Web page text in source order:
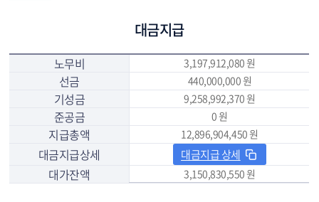
대금지급
노무비 3,197,912,080 원
선금 440,000,000 원
기성금 9,258,992,370 원
준공금 0 원
지급총액 12,896,904,450 원
대금지급상세 대금지급 상세
대가잔액 3,150,830,550 원